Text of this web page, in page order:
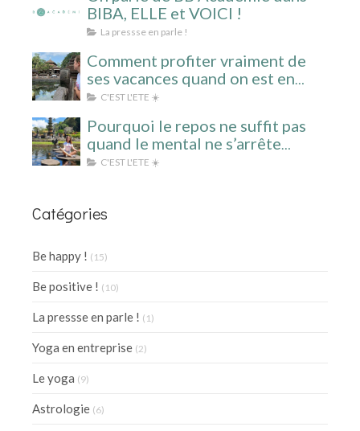
BIBA, ELLE et VOICI !
La pressse en parle !
Comment profiter vraiment de
ses vacances quand on est en
surcharge mentale ?
C'EST L'ETE ☀️
Pourquoi le repos ne suffit pas
quand le mental ne s’arrête
jamais ?
C'EST L'ETE ☀️
Catégories
Be happy ! (15)
Be positive ! (10)
La pressse en parle ! (1)
Yoga en entreprise (2)
Le yoga (9)
Astrologie (6)